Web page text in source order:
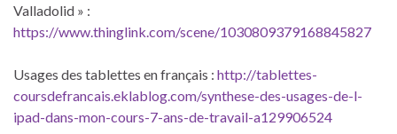
Valladolid » :
https://www.thinglink.com/scene/1030809379168845827
Usages des tablettes en français : http://tablettes-
coursdefrancais.eklablog.com/synthese-des-usages-de-l-
ipad-dans-mon-cours-7-ans-de-travail-a129906524